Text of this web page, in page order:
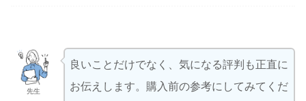
先生
良いことだけでなく、気になる評判も正直に
お伝えします。購入前の参考にしてみてくだ